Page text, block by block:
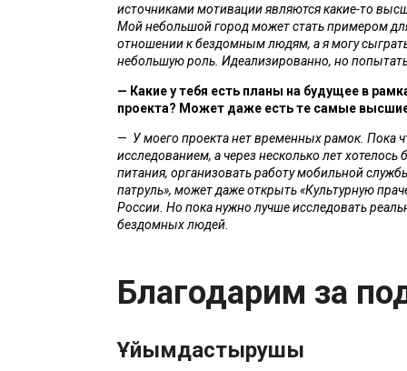
источниками мотивации являются какие-то
Мой небольшой город может стать примером
отношении к бездомным людям, а я могу
небольшую роль. Идеализированно, но
— Какие у тебя есть планы на будущее в
проекта? Может даже есть те самые
— У моего проекта нет временных рамок. Пока
исследованием, а через несколько лет хотелось
питания, организовать работу мобильной
патруль», может даже открыть «Культурную
России. Но пока нужно лучше исследовать
бездомных людей.
Благодарим за
Ұйымдастырушы